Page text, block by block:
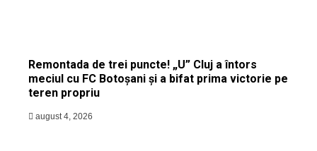
Remontada de trei puncte! „U” Cluj a întors
meciul cu FC Botoșani și a bifat prima victorie pe
teren propriu
august 4, 2026